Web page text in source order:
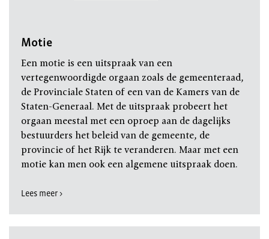
Motie
Een motie is een uitspraak van een
vertegenwoordigde orgaan zoals de gemeenteraad,
de Provinciale Staten of een van de Kamers van de
Staten-Generaal. Met de uitspraak probeert het
orgaan meestal met een oproep aan de dagelijks
bestuurders het beleid van de gemeente, de
provincie of het Rijk te veranderen. Maar met een
motie kan men ook een algemene uitspraak doen.
Lees meer >